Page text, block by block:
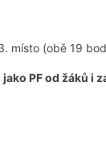
místo (obě 19
PF od žáků i